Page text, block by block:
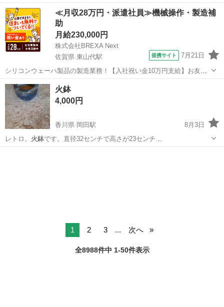
胴体部分は… 内容】 ✅ 種類：火鉢
✅ 胴体部分：銅… 討ください✨ #
火鉢#銅製
石川 金沢市 野町駅 家具
≪月収28万円・派遣社員≫機械操作・製造補
助
月給230,000円
株式会社BREXA Next
佐賀県 東山代駅
提携サイト 7月21日
シリコンウェーハ製品の製造業務！【入社祝い金10万円支給】お友達
やカップルとの応募OK◎年間休日129日＆休出なしでプライベート充
実♪業務はクリーンルームで快適作業◎自社正社員登用制度あり★1食
300円～の格安食堂あり！《佐...
佐賀 伊万里市
火鉢
4,000円
香川県 岡田駅
8月3日
レトロ。 火鉢です。直径32センチで高さが23センチ…
1 2 3 ... 次へ
全8988件中 1-50件表示